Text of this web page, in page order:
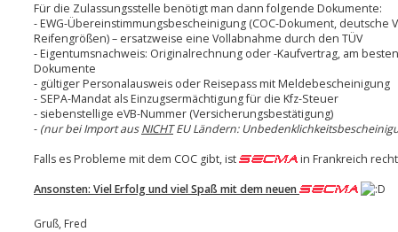
Für die Zulassungsstelle benötigt man dann folgende Dokumente:
- EWG-Übereinstimmungsbescheinigung (COC-Dokument, deutsche
Reifengrößen) – ersatzweise eine Vollabnahme durch den TÜV
- Eigentumsnachweis: Originalrechnung oder -Kaufvertrag, am
Dokumente
- gültiger Personalausweis oder Reisepass mit Meldebescheinigung
- SEPA-Mandat als Einzugsermächtigung für die Kfz-Steuer
- siebenstellige eVB-Nummer (Versicherungsbestätigung)
- (nur bei Import ausNICHTEU Ländern:
Falls es Probleme mit dem COC gibt, ist
in Frankreich
Ansonsten: Viel Erfolg und viel Spaß mit dem neuen
Gruß, Fred